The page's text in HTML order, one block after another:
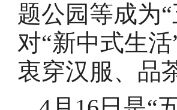
题公园等成为
对“新中式生
衷穿汉服、品